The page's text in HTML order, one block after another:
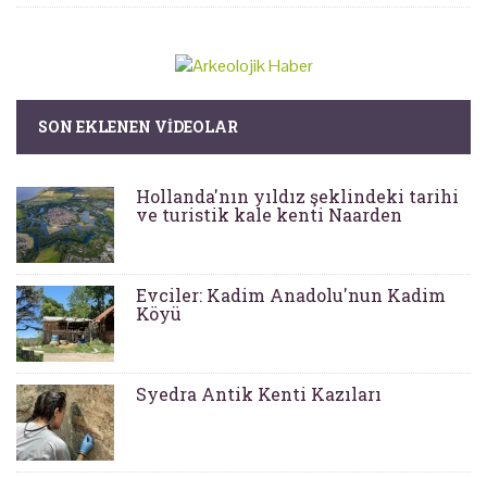
SON EKLENEN VIDEOLAR
Hollanda'nın yıldız şeklindeki tarihi
ve turistik kale kenti Naarden
Evciler: Kadim Anadolu'nun Kadim
Köyü
Syedra Antik Kenti Kazıları